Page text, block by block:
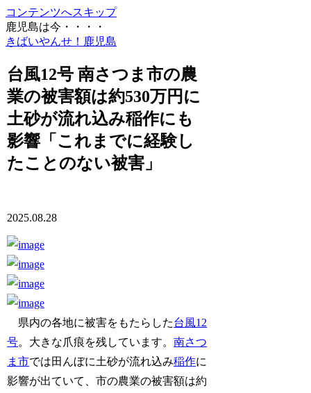
コンテンツへスキップ
鹿児島は今・・・・
きばいやんせ！鹿児島
台風12号 南さつま市の農
業の被害額は約530万円に
土砂が流れ込み稲作にも
影響「これまでに経験し
たことのない被害」
2025.08.28
県内の各地に被害をもたらした台風12
号。大きな爪痕を残しています。南さつ
ま市では田んぼに土砂が流れ込み稲作に
影響が出ていて、市の農業の被害額は約